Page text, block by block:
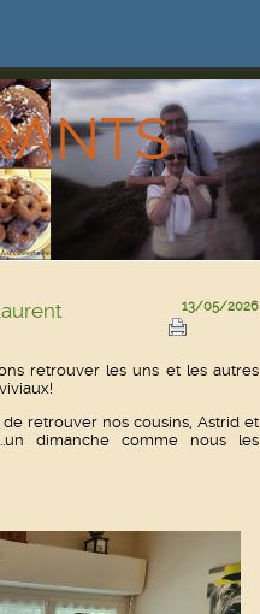
13/05/2026
retrouver les uns et les autres
retrouver nos cousins, Astrid et
dimanche comme nous les